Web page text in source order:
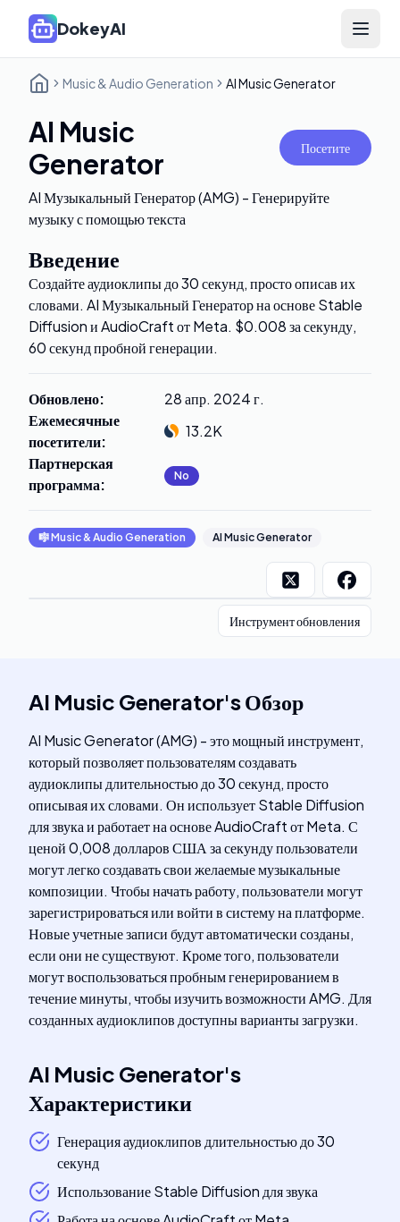
DokeyAI Open
Music & Audio Generation AI Music Generator
AI Music
Generator
Посетите
AI Музыкальный Генератор (AMG) - Генерируйте
музыку с помощью текста
Введение
Создайте аудиоклипы до 30 секунд, просто описав их
словами. AI Музыкальный Генератор на основе Stable
Diffusion и AudioCraft от Meta. $0.008 за секунду,
60 секунд пробной генерации.
Обновлено:
28 апр. 2024 г.
Ежемесячные
посетители:
13.2K
Партнерская
программа: No
🎼Music & Audio Generation AI Music Generator
Инструмент обновления
AI Music Generator'sОбзор
AI Music Generator (AMG) - это мощный инструмент,
который позволяет пользователям создавать
аудиоклипы длительностью до 30 секунд, просто
описывая их словами. Он использует Stable Diffusion
для звука и работает на основе AudioCraft от Meta. С
ценой 0,008 долларов США за секунду пользователи
могут легко создавать свои желаемые музыкальные
композиции. Чтобы начать работу, пользователи могут
зарегистрироваться или войти в систему на платформе.
Новые учетные записи будут автоматически созданы,
если они не существуют. Кроме того, пользователи
могут воспользоваться пробным генерированием в
течение минуты, чтобы изучить возможности AMG. Для
созданных аудиоклипов доступны варианты загрузки.
AI Music Generator's
Характеристики
Генерация аудиоклипов длительностью до 30
секунд
Использование Stable Diffusion для звука